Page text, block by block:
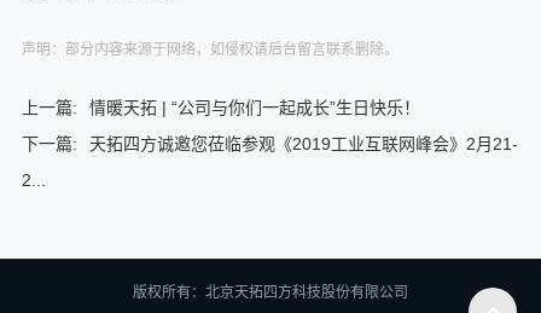
声明：部分内容来源于网络，如侵权请后台留言联系删除。
上一篇:
情暖天拓 | “公司与你们一起成长”生日快乐！
下一篇:
天拓四方诚邀您莅临参观《2019工业互联网峰会》2月21-
2...
版权所有：北京天拓四方科技股份有限公司